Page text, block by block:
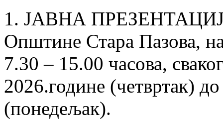
1. ЈАВНА ПРЕЗЕНТАЦИЈА
Oпштине Стара Пазова,
7.30 – 15.00 часова,
2026.године (четвртак)
(понедељак).